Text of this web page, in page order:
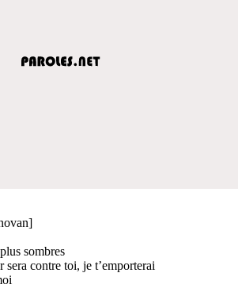
sombres
sera contre toi, je t’emporterai